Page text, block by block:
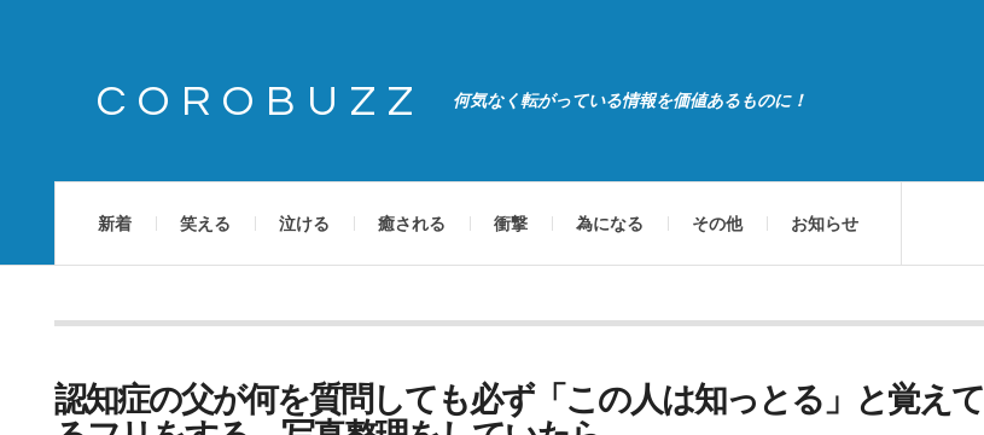
COROBUZZ 何気なく転がっている情報を価値あるものに！
新着 笑える 泣ける 癒される 衝撃 為になる その他 お知らせ
認知症の父が何を質問しても必ず「この人は知っとる」と覚えて